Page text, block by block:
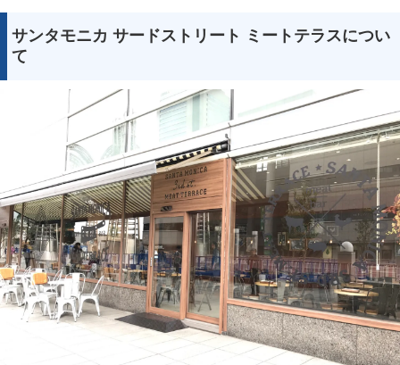
サンタモニカ サードストリート ミートテラスについ
て